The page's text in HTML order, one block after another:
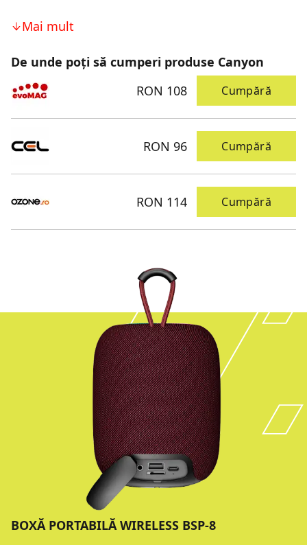
Mai mult
De unde poți să cumperi produse Canyon
RON 108
Cumpără
RON 96 Cumpără
RON 114 Cumpără
BOXĂ PORTABILĂ WIRELESS BSP-8